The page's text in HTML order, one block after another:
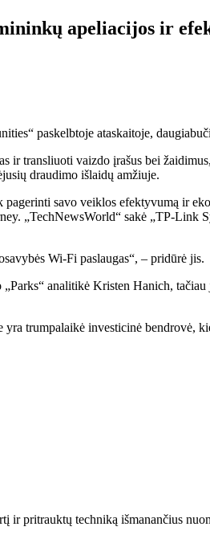
apeliacijos ir
paskelbtoje ataskaitoje,
ir transliuoti vaizdo įrašus bei
draudimo išlaidų amžiuje.
savo veiklos efektyvumą ir
„TechNewsWorld“ sakė „TP-
Wi-Fi paslaugas“, – pridūrė jis.
analitikė Kristen Hanich,
trumpalaikė investicinė bendrovė,
pritrauktų techniką išmanančius